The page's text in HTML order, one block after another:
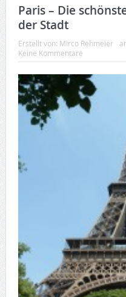
Paris – Die
der Stadt
Erstellt von: Mirco Rehmeier
Keine Kommentare